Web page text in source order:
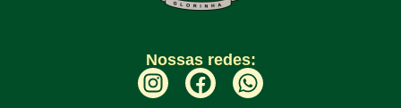
Nossas redes: